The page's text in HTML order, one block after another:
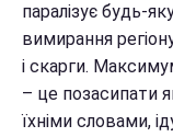
паралізує будь-
вимирання
і скарги.
– це позасипати
їхніми словами,